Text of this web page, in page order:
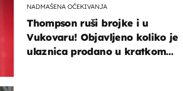
NADMAŠENA OČEKIVANJA
Thompson ruši brojke i u
Vukovaru! Objavljeno koliko je
ulaznica prodano u kratkom